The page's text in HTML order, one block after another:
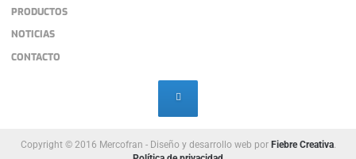
PRODUCTOS
NOTICIAS
CONTACTO
Copyright © 2016 Mercofran - Diseño y desarrollo web por Fiebre Creativa.